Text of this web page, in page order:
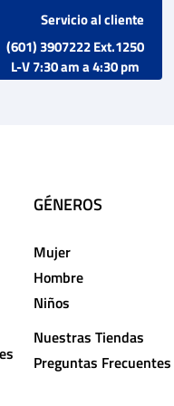
Servicio al cliente
(601) 3907222 Ext.1250
L-V 7:30 am a 4:30 pm
GÉNEROS
Mujer
Hombre
Niños
Nuestras Tiendas
Preguntas Frecuentes